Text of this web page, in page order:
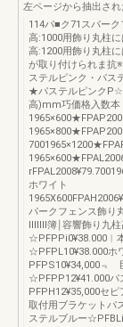
左ページから抽出さ
114パ■ク71スパー
高:1000用飾り丸柱に
高:1200用飾り丸柱
が取り付けられま抗
ステルピンク・パス
★パステルピンクP☆
高)mm巧価格入数
ホワイト
パークフェンス飾り
ⅢⅢl簿￨容響飾り九
☆PFPPi0¥38.000︱
☆PFPL10¥38.000ホ
PFPS10¥34,000﹃
☆PFPP12¥41.000パ
PFPH12¥35,000セ
取付用ブラケットパ
ステルブルー